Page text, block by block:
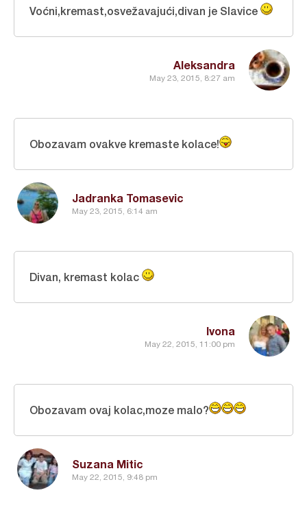
Aleksandra
May 23, 2015, 8:27 am
Voćni,kremast,osvežavajući,divan je Slavice
Jadranka Tomasevic
May 23, 2015, 6:14 am
Obozavam ovakve kremaste kolace!
Ivona
May 22, 2015, 11:00 pm
Divan, kremast kolac
Suzana Mitic
May 22, 2015, 9:48 pm
Obozavam ovaj kolac,moze malo?